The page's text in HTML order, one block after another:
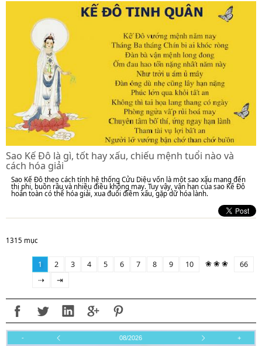
Sao Kế Đô là gì, tốt hay xấu, chiếu mệnh tuổi nào và
cách hóa giải
Sao Kế Đô theo cách tính hệ thống Cửu Diệu vốn là một sao xấu mang đến
thị phi, buồn rầu và nhiều điều không may. Tuy vậy, vận hạn của sao Kế Đô
hoàn toàn có thể hóa giải, xua đuổi điềm xấu, gặp dữ hóa lành.
1315 mục
1 2 3 4 5 6 7 8 9 10 ❀ ❀ ❀
66
⇢
⇥
- 08/2026 +